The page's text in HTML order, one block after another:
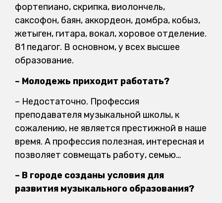
фортепиано, скрипка, виолончель,
саксофон, баян, аккордеон, домбра, кобыз,
жетыген, гитара, вокал, хоровое отделение.
81 педагог. В основном, у всех высшее
образование.
– Молодежь приходит работать?
– Недостаточно. Профессия
преподавателя музыкальной школы, к
сожалению, не является престижной в наше
время. А профессия полезная, интересная и
позволяет совмещать работу, семью…
– В городе созданы условия для
развития музыкального образования?